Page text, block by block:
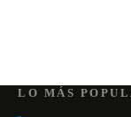
LO MÁS